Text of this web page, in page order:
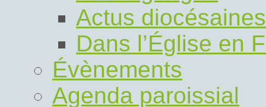
Actus diocésaines
Dans l’Église en
Évènements
Agenda paroissial